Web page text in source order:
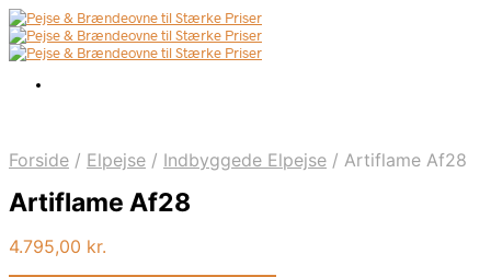
Forside / Elpejse / Indbyggede Elpejse / Artiflame Af28
Artiflame Af28
4.795,00 kr.